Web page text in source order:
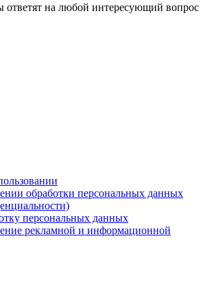
ответят на любой интересующий вопрос
обработки персональных данных
персональных данных
рекламной и информационной